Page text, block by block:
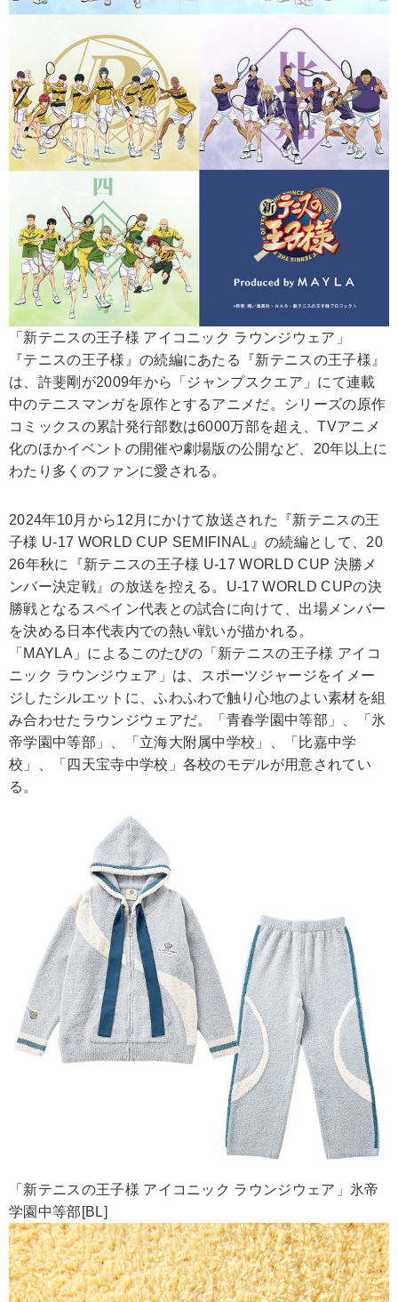
「新テニスの王子様 アイコニック ラウンジウェア」
『テニスの王子様』の続編にあたる『新テニスの王子様』
は、許斐剛が2009年から「ジャンプスクエア」にて連載
中のテニスマンガを原作とするアニメだ。シリーズの原作
コミックスの累計発行部数は6000万部を超え、TVアニメ
化のほかイベントの開催や劇場版の公開など、20年以上に
わたり多くのファンに愛される。
2024年10月から12月にかけて放送された『新テニスの王
子様 U-17 WORLD CUP SEMIFINAL』の続編として、20
26年秋に『新テニスの王子様 U-17 WORLD CUP 決勝メ
ンバー決定戦』の放送を控える。U-17 WORLD CUPの決
勝戦となるスペイン代表との試合に向けて、出場メンバー
を決める日本代表内での熱い戦いが描かれる。
「MAYLA」によるこのたびの「新テニスの王子様 アイコ
ニック ラウンジウェア」は、スポーツジャージをイメー
ジしたシルエットに、ふわふわで触り心地のよい素材を組
み合わせたラウンジウェアだ。「青春学園中等部」、「氷
帝学園中等部」、「立海大附属中学校」、「比嘉中学
校」、「四天宝寺中学校」各校のモデルが用意されてい
る。
「新テニスの王子様 アイコニック ラウンジウェア」氷帝
学園中等部[BL]